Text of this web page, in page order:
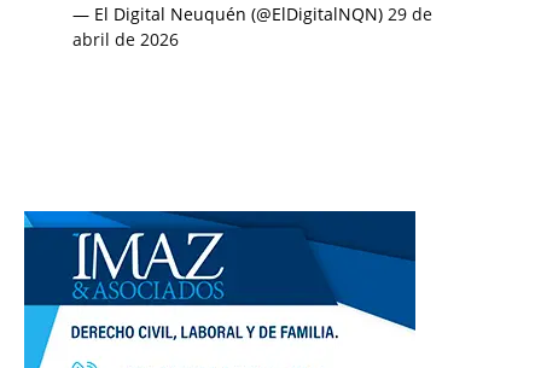
— El Digital Neuquén (@ElDigitalNQN) 29 de
abril de 2026